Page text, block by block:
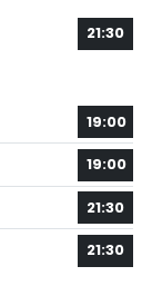
21:30
19:00
19:00
21:30
21:30